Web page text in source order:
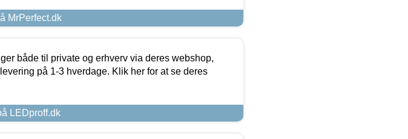
MrPerfect.dk
både til private og erhverv via deres webshop,
på 1-3 hverdage. Klik her for at se deres
LEDproff.dk